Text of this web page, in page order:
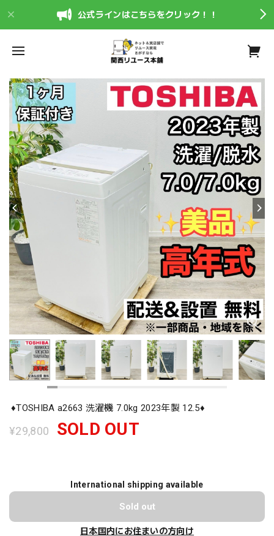
公式ラインはこちらをクリック！！
♦️TOSHIBA a2663 洗濯機 7.0kg 2023年製 12.5♦️
¥29,800 SOLD OUT
International shipping available
Sold out
日本国内にお住まいの方向け